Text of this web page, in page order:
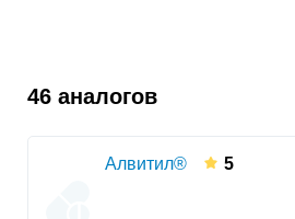
46 аналогов
Алвитил® 5